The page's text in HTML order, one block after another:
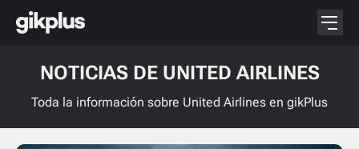
NOTICIAS DE UNITED AIRLINES
Toda la información sobre United Airlines en gikPlus